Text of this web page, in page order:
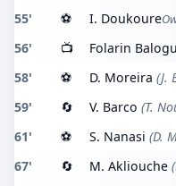
55' ⚽ I. Doukoure
56' 📺 Folarin
58' ⚽ D. Moreira (J.
59' 🔄 V. Barco (T.
61' ⚽ S. Nanasi (D.
67' 🔄 M. Akliouche